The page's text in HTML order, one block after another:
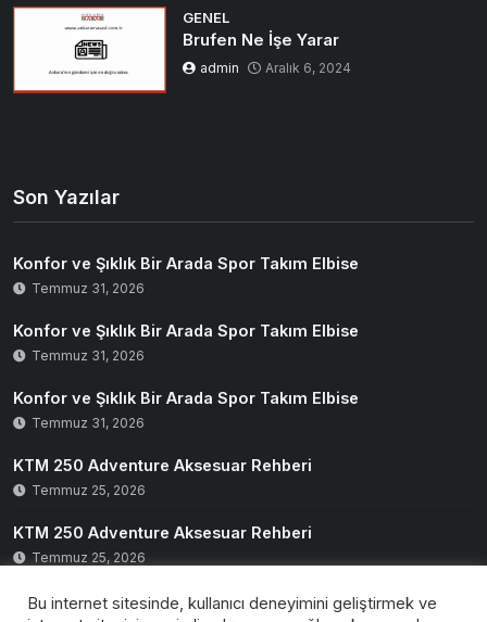
GENEL
Brufen Ne İşe Yarar
admin Aralık 6, 2024
Son Yazılar
Konfor ve Şıklık Bir Arada Spor Takım Elbise
Temmuz 31, 2026
Konfor ve Şıklık Bir Arada Spor Takım Elbise
Temmuz 31, 2026
Konfor ve Şıklık Bir Arada Spor Takım Elbise
Temmuz 31, 2026
KTM 250 Adventure Aksesuar Rehberi
Temmuz 25, 2026
KTM 250 Adventure Aksesuar Rehberi
Temmuz 25, 2026
Bu internet sitesinde, kullanıcı deneyimini geliştirmek ve